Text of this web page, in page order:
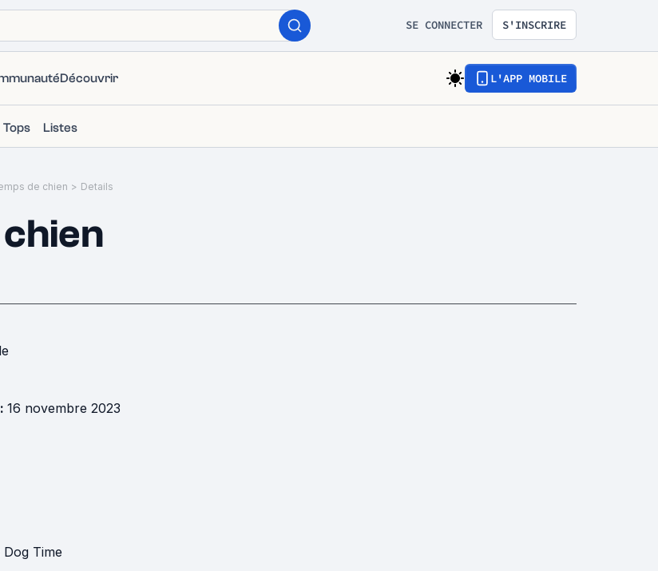
SE CONNECTER S'INSCRIRE
Découvrir L'APP MOBILE
Tops Listes
de chien > Details
16 novembre 2023
Dog Time